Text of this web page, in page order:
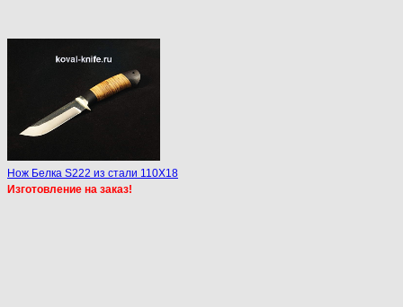
Нож Белка S222 из стали 110Х18
Изготовление на заказ!